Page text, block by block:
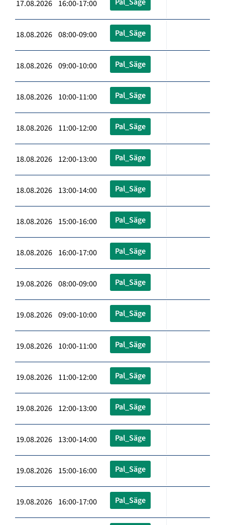
17.08.2026 16:00-17:00
18.08.2026 08:00-09:00 Pal_Säge
18.08.2026 09:00-10:00 Pal_Säge
18.08.2026 10:00-11:00 Pal_Säge
18.08.2026 11:00-12:00 Pal_Säge
18.08.2026 12:00-13:00 Pal_Säge
18.08.2026 13:00-14:00 Pal_Säge
18.08.2026 15:00-16:00 Pal_Säge
18.08.2026 16:00-17:00 Pal_Säge
19.08.2026 08:00-09:00 Pal_Säge
19.08.2026 09:00-10:00 Pal_Säge
19.08.2026 10:00-11:00 Pal_Säge
19.08.2026 11:00-12:00 Pal_Säge
19.08.2026 12:00-13:00 Pal_Säge
19.08.2026 13:00-14:00 Pal_Säge
19.08.2026 15:00-16:00 Pal_Säge
19.08.2026 16:00-17:00 Pal_Säge